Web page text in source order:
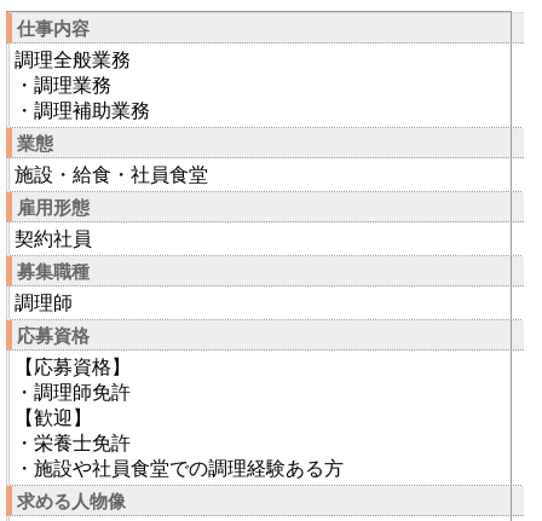
仕事内容
調理全般業務
・調理業務
・調理補助業務
業態
施設・給食・社員食堂
雇用形態
契約社員
募集職種
調理師
応募資格
【応募資格】
・調理師免許
【歓迎】
・栄養士免許
・施設や社員食堂での調理経験ある方
求める人物像